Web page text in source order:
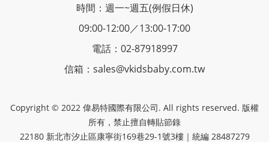
時間：週一~週五(例假日休)
09:00-12:00／13:00-17:00
電話：02-87918997
信箱：sales@vkidsbaby.com.tw
Copyright © 2022 偉易特國際有限公司. All rights reserved. 版權
所有，禁止擅自轉貼節錄
22180 新北市汐止區康寧街169巷29-1號3樓｜統編 28487279